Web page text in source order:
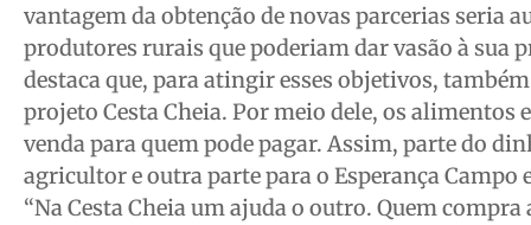
vantagem da obtenção de novas parcerias seria
produtores rurais que poderiam dar vasão à sua
destaca que, para atingir esses objetivos,
projeto Cesta Cheia. Por meio dele, os alimentos
venda para quem pode pagar. Assim, parte do
agricultor e outra parte para o Esperança Campo
“Na Cesta Cheia um ajuda o outro. Quem